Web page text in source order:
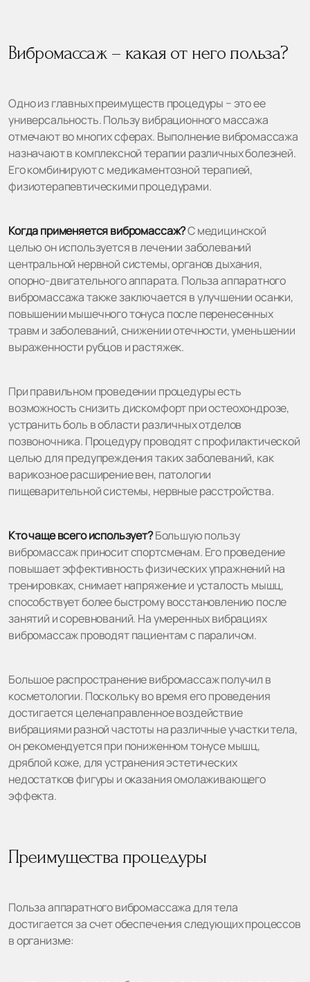
Вибромассаж – какая от него польза?
Одно из главных преимуществ процедуры − это ее
универсальность. Пользу вибрационного массажа
отмечают во многих сферах. Выполнение вибромассажа
назначают в комплексной терапии различных болезней.
Его комбинируют с медикаментозной терапией,
физиотерапевтическими процедурами.
Когда применяется вибромассаж?С медицинской
целью он используется в лечении заболеваний
центральной нервной системы, органов дыхания,
опорно-двигательного аппарата. Польза аппаратного
вибромассажа также заключается в улучшении осанки,
повышении мышечного тонуса после перенесенных
травм и заболеваний, снижении отечности, уменьшении
выраженности рубцов и растяжек.
При правильном проведении процедуры есть
возможность снизить дискомфорт при остеохондрозе,
устранить боль в области различных отделов
позвоночника. Процедуру проводят с профилактической
целью для предупреждения таких заболеваний, как
варикозное расширение вен, патологии
пищеварительной системы, нервные расстройства.
Кто чаще всего использует?Большую пользу
вибромассаж приносит спортсменам. Его проведение
повышает эффективность физических упражнений на
тренировках, снимает напряжение и усталость мышц,
способствует более быстрому восстановлению после
занятий и соревнований. На умеренных вибрациях
вибромассаж проводят пациентам с параличом.
Большое распространение вибромассаж получил в
косметологии. Поскольку во время его проведения
достигается целенаправленное воздействие
вибрациями разной частоты на различные участки тела,
он рекомендуется при пониженном тонусе мышц,
дряблой коже, для устранения эстетических
недостатков фигуры и оказания омолаживающего
эффекта.
Преимущества процедуры
Польза аппаратного вибромассажа для тела
достигается за счет обеспечения следующих процессов
в организме: